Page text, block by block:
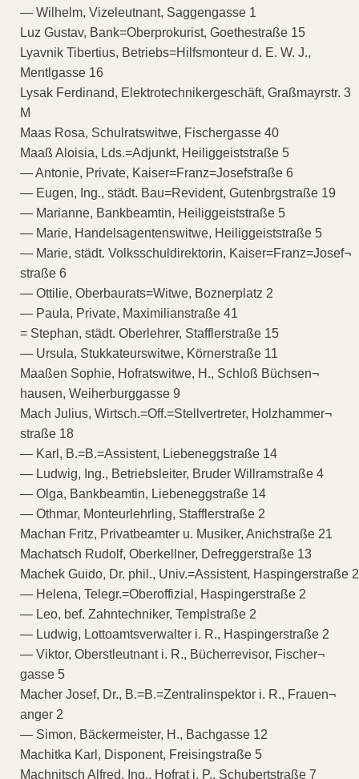
— Wilhelm, Vizeleutnant, Saggengasse 1
Luz Gustav, Bank=Oberprokurist, Goethestraße 15
Lyavnik Tibertius, Betriebs=Hilfsmonteur d. E. W. J.,
Mentlgasse 16
Lysak Ferdinand, Elektrotechnikergeschäft, Graßmayrstr. 3
M
Maas Rosa, Schulratswitwe, Fischergasse 40
Maaß Aloisia, Lds.=Adjunkt, Heiliggeiststraße 5
— Antonie, Private, Kaiser=Franz=Josefstraße 6
— Eugen, Ing., städt. Bau=Revident, Gutenbrgstraße 19
— Marianne, Bankbeamtin, Heiliggeiststraße 5
— Marie, Handelsagentenswitwe, Heiliggeiststraße 5
— Marie, städt. Volksschuldirektorin, Kaiser=Franz=Josef¬
straße 6
— Ottilie, Oberbaurats=Witwe, Boznerplatz 2
— Paula, Private, Maximilianstraße 41
= Stephan, städt. Oberlehrer, Stafflerstraße 15
— Ursula, Stukkateurswitwe, Körnerstraße 11
Maaßen Sophie, Hofratswitwe, H., Schloß Büchsen¬
hausen, Weiherburggasse 9
Mach Julius, Wirtsch.=Off.=Stellvertreter, Holzhammer¬
straße 18
— Karl, B.=B.=Assistent, Liebeneggstraße 14
— Ludwig, Ing., Betriebsleiter, Bruder Willramstraße 4
— Olga, Bankbeamtin, Liebeneggstraße 14
— Othmar, Monteurlehrling, Stafflerstraße 2
Machan Fritz, Privatbeamter u. Musiker, Anichstraße 21
Machatsch Rudolf, Oberkellner, Defreggerstraße 13
Machek Guido, Dr. phil., Univ.=Assistent, Haspingerstraße 2
— Helena, Telegr.=Oberoffizial, Haspingerstraße 2
— Leo, bef. Zahntechniker, Templstraße 2
— Ludwig, Lottoamtsverwalter i. R., Haspingerstraße 2
— Viktor, Oberstleutnant i. R., Bücherrevisor, Fischer¬
gasse 5
Macher Josef, Dr., B.=B.=Zentralinspektor i. R., Frauen¬
anger 2
— Simon, Bäckermeister, H., Bachgasse 12
Machitka Karl, Disponent, Freisingstraße 5
Machnitsch Alfred, Ing., Hofrat i. P., Schubertstraße 7